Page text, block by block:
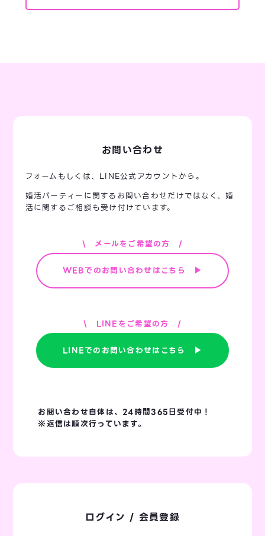
お問い合わせ
フォームもしくは、LINE公式アカウントから。
婚活パーティーに関するお問い合わせだけではなく、婚
活に関するご相談も受け付けています。
\ メールをご希望の方 /
WEBでのお問い合わせはこちら ▶
\ LINEをご希望の方 /
LINEでのお問い合わせはこちら ▶
お問い合わせ自体は、24時間365日受付中！
※返信は順次行っています。
ログイン / 会員登録